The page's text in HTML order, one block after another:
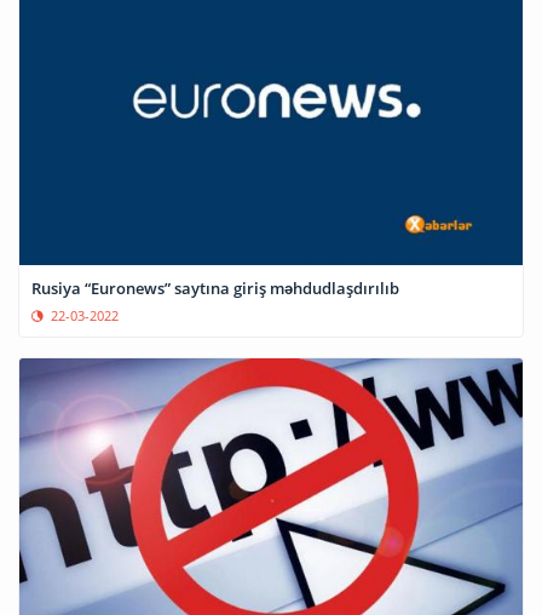
Rusiya “Euronews” saytına giriş məhdudlaşdırılıb
22-03-2022